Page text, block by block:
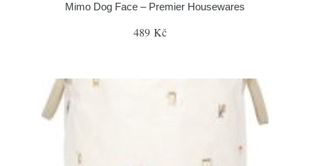
Mimo Dog Face – Premier Housewares
489 Kč